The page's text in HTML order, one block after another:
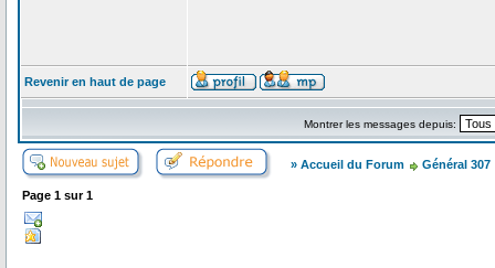
Revenir en haut de page
Montrer les messages depuis:
» Accueil du Forum Général 307
Page 1 sur1